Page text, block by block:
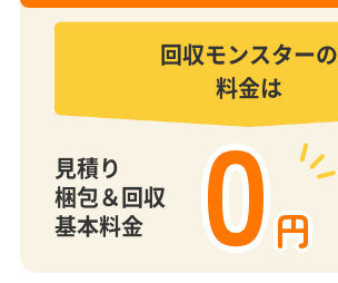
回収モンスターの
料金は
見積り
梱包＆回収
基本料金
0円